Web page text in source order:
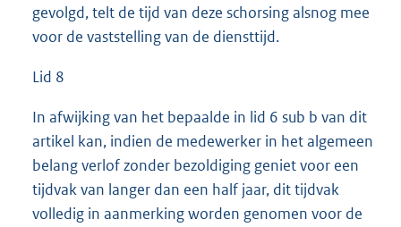
gevolgd, telt de tijd van deze schorsing alsnog mee
voor de vaststelling van de diensttijd.
Lid 8
In afwijking van het bepaalde in lid 6 sub b van dit
artikel kan, indien de medewerker in het algemeen
belang verlof zonder bezoldiging geniet voor een
tijdvak van langer dan een half jaar, dit tijdvak
volledig in aanmerking worden genomen voor de